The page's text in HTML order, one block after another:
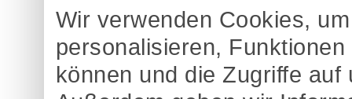
Wir verwenden Cookies,
personalisieren,
können und die Zugriffe